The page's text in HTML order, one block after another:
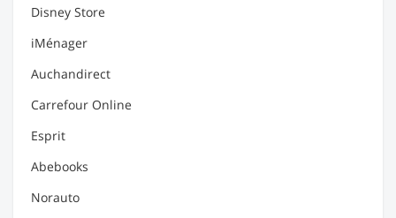
Disney Store
iMénager
Auchandirect
Carrefour Online
Esprit
Abebooks
Norauto